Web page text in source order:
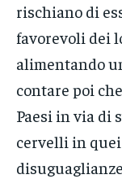
rischiano di
favorevoli dei
alimentando
contare poi
Paesi in via di
cervelli in